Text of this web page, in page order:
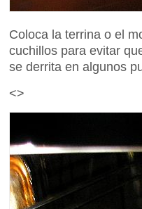
Coloca la terrina o el
cuchillos para evitar
se derrita en algunos
<>